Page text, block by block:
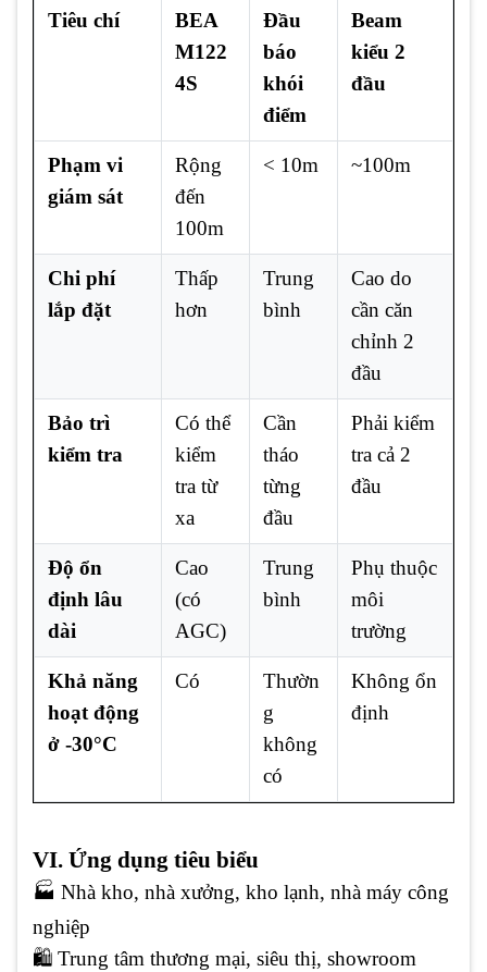
Tiêu chí
BEA
M122
4S
Đầu
báo
khói
điểm
Beam
kiểu 2
đầu
Phạm vi
giám sát
Rộng
đến
100m
< 10m ~100m
Chi phí
lắp đặt
Thấp
hơn
Trung
bình
Cao do
cần căn
chỉnh 2
đầu
Bảo trì
kiểm tra
Có thể
kiểm
tra từ
xa
Cần
tháo
từng
đầu
Phải kiểm
tra cả 2
đầu
Độ ổn
định lâu
dài
Cao
(có
AGC)
Trung
bình
Phụ thuộc
môi
trường
Khả năng
hoạt động
ở -30°C
Có
Thườn
g
không
có
Không ổn
định
VI. Ứng dụng tiêu biểu
🏭 Nhà kho, nhà xưởng, kho lạnh, nhà máy công
nghiệp
🛍️ Trung tâm thương mại, siêu thị, showroom